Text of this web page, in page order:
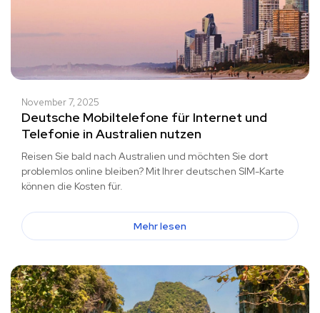
November 7, 2025
Deutsche Mobiltelefone für Internet und
Telefonie in Australien nutzen
Reisen Sie bald nach Australien und möchten Sie dort
problemlos online bleiben? Mit Ihrer deutschen SIM-Karte
können die Kosten für.
Mehr lesen